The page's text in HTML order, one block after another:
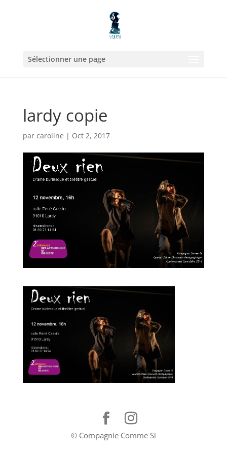
Sélectionner une page
lardy copie
par caroline | Oct 2, 2017
© Compagnie Comme Si